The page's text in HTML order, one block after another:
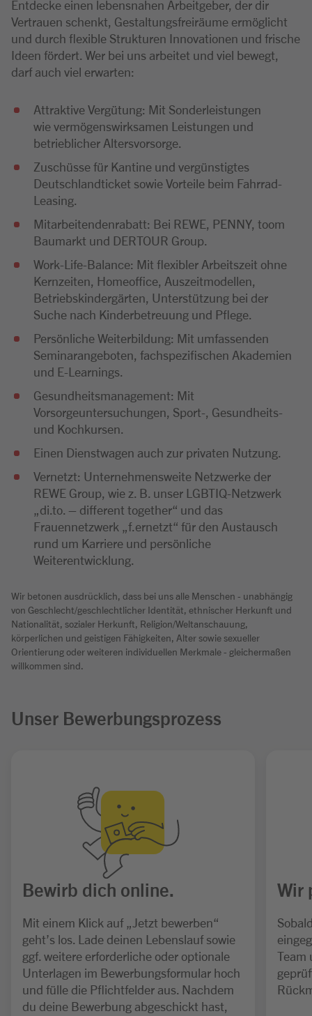
Entdecke einen lebensnahen Arbeitgeber, der dir
Vertrauen schenkt, Gestaltungsfreiräume ermöglicht
und durch flexible Strukturen Innovationen und frische
Ideen fördert. Wer bei uns arbeitet und viel bewegt,
darf auch viel erwarten:
Attraktive Vergütung: Mit Sonderleistungen
wie vermögenswirksamen Leistungen und
betrieblicher Altersvorsorge.
Zuschüsse für Kantine und vergünstigtes
Deutschlandticket sowie Vorteile beim Fahrrad-
Leasing.
Mitarbeitendenrabatt: Bei REWE, PENNY, toom
Baumarkt und DERTOUR Group.
Work-Life-Balance: Mit flexibler Arbeitszeit ohne
Kernzeiten, Homeoffice, Auszeitmodellen,
Betriebskindergärten, Unterstützung bei der
Suche nach Kinderbetreuung und Pflege.
Persönliche Weiterbildung: Mit umfassenden
Seminarangeboten, fachspezifischen Akademien
und E-Learnings.
Gesundheitsmanagement: Mit
Vorsorgeuntersuchungen, Sport-, Gesundheits-
und Kochkursen.
Einen Dienstwagen auch zur privaten Nutzung.
Vernetzt: Unternehmensweite Netzwerke der
REWE Group, wie z. B. unser LGBTIQ-Netzwerk
„di.to. – different together“ und das
Frauennetzwerk „f.ernetzt“ für den Austausch
rund um Karriere und persönliche
Weiterentwicklung.
Wir betonen ausdrücklich, dass bei uns alle Menschen - unabhängig
von Geschlecht/geschlechtlicher Identität, ethnischer Herkunft und
Nationalität, sozialer Herkunft, Religion/Weltanschauung,
körperlichen und geistigen Fähigkeiten, Alter sowie sexueller
Orientierung oder weiteren individuellen Merkmale - gleichermaßen
willkommen sind.
Unser Bewerbungsprozess
Bewirb dich online.
Mit einem Klick auf „Jetzt bewerben“
geht’s los. Lade deinen Lebenslauf sowie
ggf. weitere erforderliche oder optionale
Unterlagen im Bewerbungsformular hoch
und fülle die Pflichtfelder aus. Nachdem
du deine Bewerbung abgeschickt hast,
Wir
Team